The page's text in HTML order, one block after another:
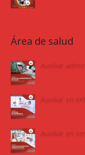
Área de salud
Auxiliar
Auxiliar en
Auxiliar en